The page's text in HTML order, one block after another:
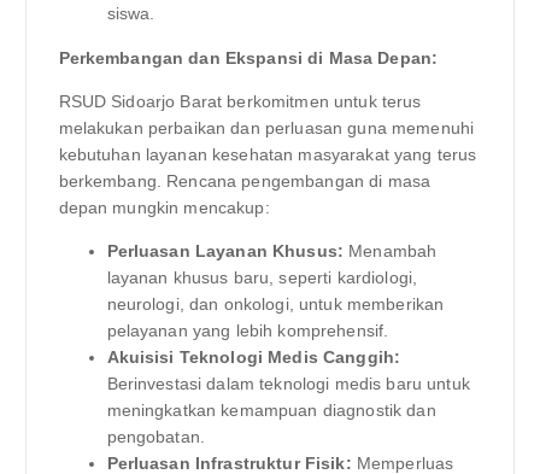
siswa.
Perkembangan dan Ekspansi di Masa Depan:
RSUD Sidoarjo Barat berkomitmen untuk terus
melakukan perbaikan dan perluasan guna memenuhi
kebutuhan layanan kesehatan masyarakat yang terus
berkembang. Rencana pengembangan di masa
depan mungkin mencakup:
Perluasan Layanan Khusus: Menambah
layanan khusus baru, seperti kardiologi,
neurologi, dan onkologi, untuk memberikan
pelayanan yang lebih komprehensif.
Akuisisi Teknologi Medis Canggih:
Berinvestasi dalam teknologi medis baru untuk
meningkatkan kemampuan diagnostik dan
pengobatan.
Perluasan Infrastruktur Fisik: Memperluas